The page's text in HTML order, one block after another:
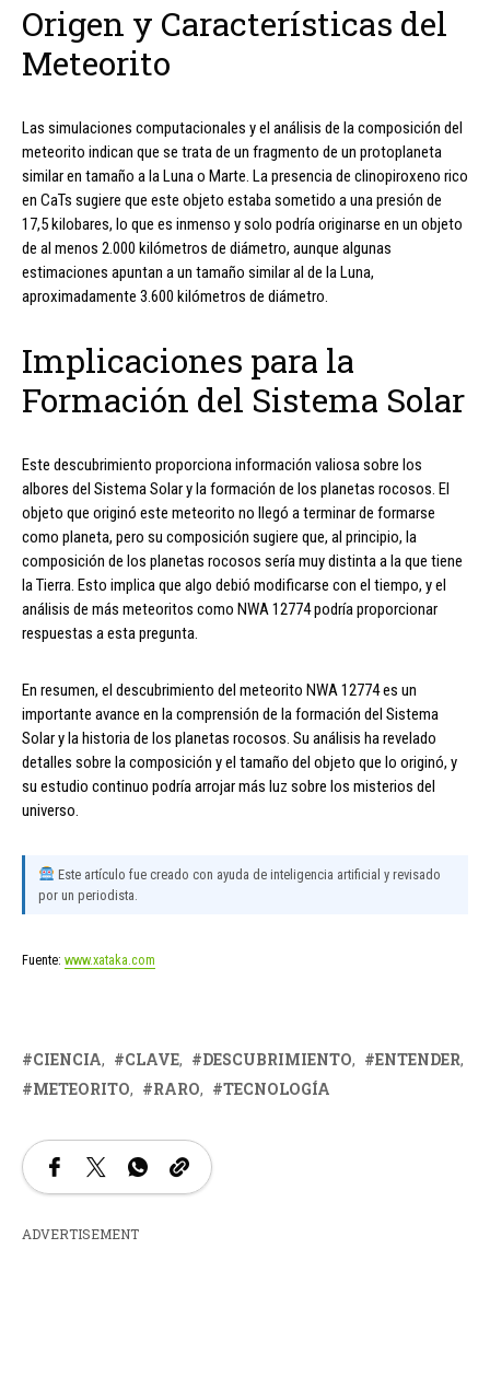
Origen y Características del
Meteorito
Las simulaciones computacionales y el análisis de la composición del
meteorito indican que se trata de un fragmento de un protoplaneta
similar en tamaño a la Luna o Marte. La presencia de clinopiroxeno rico
en CaTs sugiere que este objeto estaba sometido a una presión de
17,5 kilobares, lo que es inmenso y solo podría originarse en un objeto
de al menos 2.000 kilómetros de diámetro, aunque algunas
estimaciones apuntan a un tamaño similar al de la Luna,
aproximadamente 3.600 kilómetros de diámetro.
Implicaciones para la
Formación del Sistema Solar
Este descubrimiento proporciona información valiosa sobre los
albores del Sistema Solar y la formación de los planetas rocosos. El
objeto que originó este meteorito no llegó a terminar de formarse
como planeta, pero su composición sugiere que, al principio, la
composición de los planetas rocosos sería muy distinta a la que tiene
la Tierra. Esto implica que algo debió modificarse con el tiempo, y el
análisis de más meteoritos como NWA 12774 podría proporcionar
respuestas a esta pregunta.
En resumen, el descubrimiento del meteorito NWA 12774 es un
importante avance en la comprensión de la formación del Sistema
Solar y la historia de los planetas rocosos. Su análisis ha revelado
detalles sobre la composición y el tamaño del objeto que lo originó, y
su estudio continuo podría arrojar más luz sobre los misterios del
universo.
Este artículo fue creado con ayuda de inteligencia artificial y revisado
por un periodista.
Fuente: www.xataka.com
CIENCIA CLAVE DESCUBRIMIENTO
ENTENDER
METEORITO
RARO TECNOLOGÍA
ADVERTISEMENT